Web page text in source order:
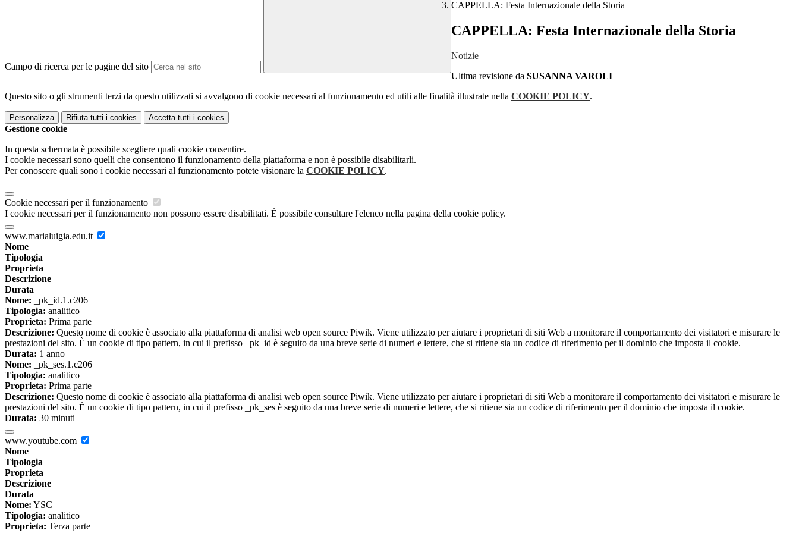
Campo di ricerca per le pagine del sito
CAPPELLA: Festa Internazionale della Storia
CAPPELLA: Festa Internazionale della Storia
Notizie
Ultima revisione da SUSANNA VAROLI
Questo sito o gli strumenti terzi da questo utilizzati si avvalgono di cookie necessari al funzionamento ed utili alle finalità illustrate nella COOKIE POLICY.
Personalizza Rifiuta tutti i cookies Accetta tutti i cookies
Gestione cookie
In questa schermata è possibile scegliere quali cookie consentire.
I cookie necessari sono quelli che consentono il funzionamento della piattaforma e non è possibile disabilitarli.
Per conoscere quali sono i cookie necessari al funzionamento potete visionare la COOKIE POLICY.
Cookie necessari per il funzionamento
I cookie necessari per il funzionamento non possono essere disabilitati. È possibile consultare l'elenco nella pagina della cookie policy.
www.marialuigia.edu.it
Nome
Tipologia
Proprieta
Descrizione
Durata
Nome: _pk_id.1.c206
Tipologia: analitico
Proprieta: Prima parte
Descrizione: Questo nome di cookie è associato alla piattaforma di analisi web open source Piwik. Viene utilizzato per aiutare i proprietari di siti Web a monitorare il comportamento dei visitatori e misurare le
prestazioni del sito. È un cookie di tipo pattern, in cui il prefisso _pk_id è seguito da una breve serie di numeri e lettere, che si ritiene sia un codice di riferimento per il dominio che imposta il cookie.
Durata: 1 anno
Nome: _pk_ses.1.c206
Tipologia: analitico
Proprieta: Prima parte
Descrizione: Questo nome di cookie è associato alla piattaforma di analisi web open source Piwik. Viene utilizzato per aiutare i proprietari di siti Web a monitorare il comportamento dei visitatori e misurare le
prestazioni del sito. È un cookie di tipo pattern, in cui il prefisso _pk_ses è seguito da una breve serie di numeri e lettere, che si ritiene sia un codice di riferimento per il dominio che imposta il cookie.
Durata: 30 minuti
www.youtube.com
Nome
Tipologia
Proprieta
Descrizione
Durata
Nome: YSC
Tipologia: analitico
Proprieta: Terza parte